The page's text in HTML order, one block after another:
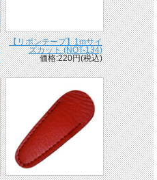
【リボンテープ】1mサイ
ズカット (NOT-134)
価格:220円(税込)